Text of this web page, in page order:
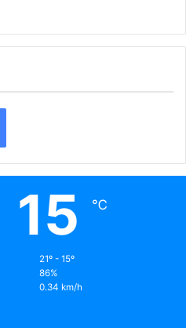
15 ℃
21º - 15º
86%
0.34 km/h